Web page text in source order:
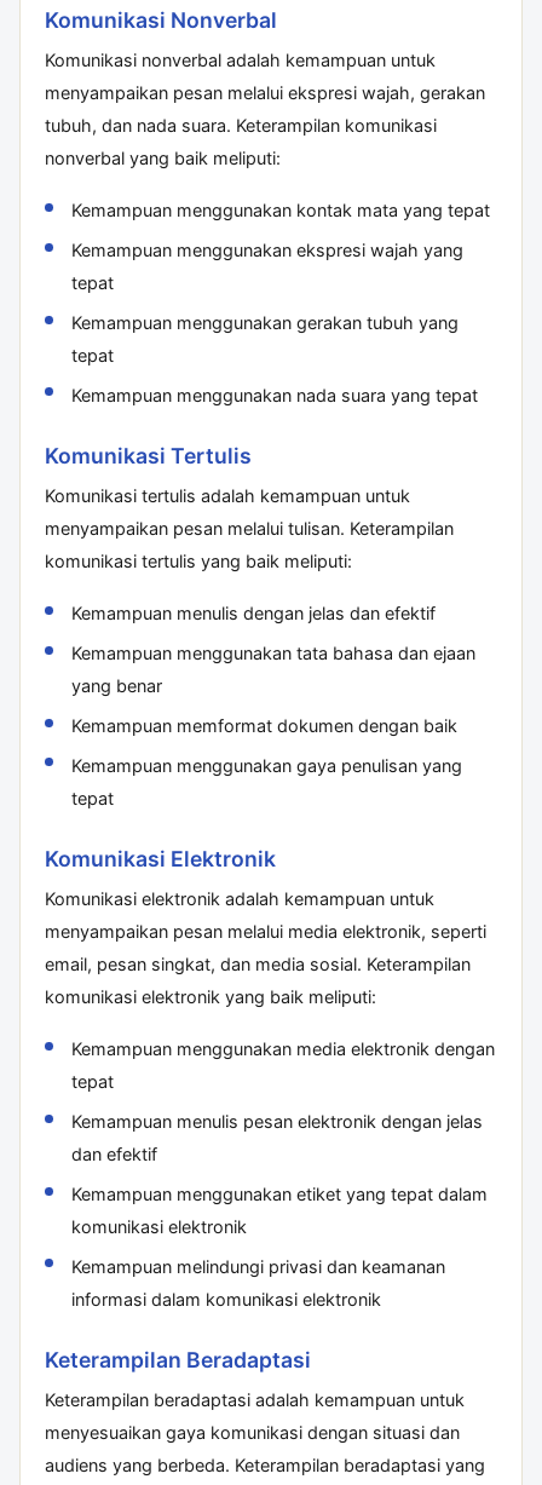
Komunikasi Nonverbal
Komunikasi nonverbal adalah kemampuan untuk
menyampaikan pesan melalui ekspresi wajah, gerakan
tubuh, dan nada suara. Keterampilan komunikasi
nonverbal yang baik meliputi:
Kemampuan menggunakan kontak mata yang tepat
Kemampuan menggunakan ekspresi wajah yang
tepat
Kemampuan menggunakan gerakan tubuh yang
tepat
Kemampuan menggunakan nada suara yang tepat
Komunikasi Tertulis
Komunikasi tertulis adalah kemampuan untuk
menyampaikan pesan melalui tulisan. Keterampilan
komunikasi tertulis yang baik meliputi:
Kemampuan menulis dengan jelas dan efektif
Kemampuan menggunakan tata bahasa dan ejaan
yang benar
Kemampuan memformat dokumen dengan baik
Kemampuan menggunakan gaya penulisan yang
tepat
Komunikasi Elektronik
Komunikasi elektronik adalah kemampuan untuk
menyampaikan pesan melalui media elektronik, seperti
email, pesan singkat, dan media sosial. Keterampilan
komunikasi elektronik yang baik meliputi:
Kemampuan menggunakan media elektronik dengan
tepat
Kemampuan menulis pesan elektronik dengan jelas
dan efektif
Kemampuan menggunakan etiket yang tepat dalam
komunikasi elektronik
Kemampuan melindungi privasi dan keamanan
informasi dalam komunikasi elektronik
Keterampilan Beradaptasi
Keterampilan beradaptasi adalah kemampuan untuk
menyesuaikan gaya komunikasi dengan situasi dan
audiens yang berbeda. Keterampilan beradaptasi yang